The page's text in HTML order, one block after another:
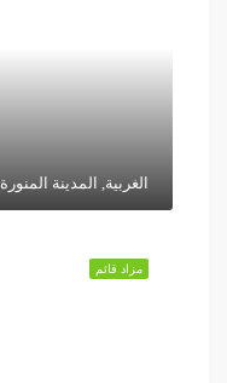
الغربية, المدينة المنورة
مزاد قائم